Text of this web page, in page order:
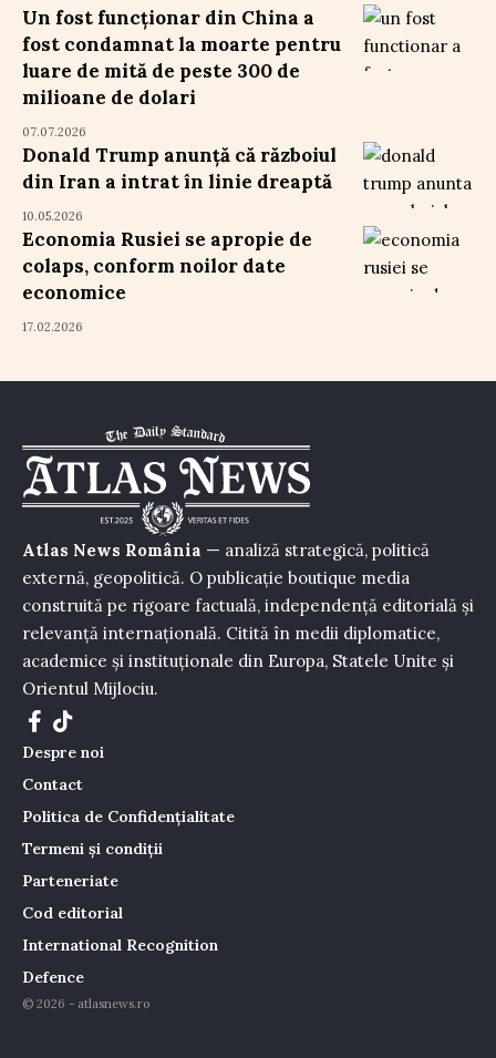
Un fost funcționar din China a
fost condamnat la moarte pentru
luare de mită de peste 300 de
milioane de dolari
07.07.2026
Donald Trump anunță că războiul
din Iran a intrat în linie dreaptă
10.05.2026
Economia Rusiei se apropie de
colaps, conform noilor date
economice
17.02.2026
Atlas News România — analiză strategică, politică
externă, geopolitică. O publicație boutique media
construită pe rigoare factuală, independență editorială și
relevanță internațională. Citită în medii diplomatice,
academice și instituționale din Europa, Statele Unite și
Orientul Mijlociu.
Despre noi
Contact
Politica de Confidențialitate
Termeni și condiții
Parteneriate
Cod editorial
International Recognition
Defence
© 2026 - atlasnews.ro